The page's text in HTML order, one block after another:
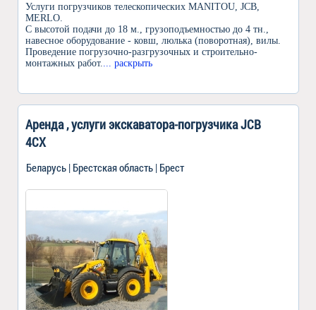
Услуги погрузчиков телескопических MANITOU, JCB,
MERLO.
С высотой подачи до 18 м., грузоподъемностью до 4 тн.,
навесное оборудование - ковш, люлька (поворотная), вилы.
Проведение погрузочно-разгрузочных и строительно-
монтажных работ.
... раскрыть
Аренда , услуги экскаватора-погрузчика JCB
4CX
Беларусь | Брестская область | Брест